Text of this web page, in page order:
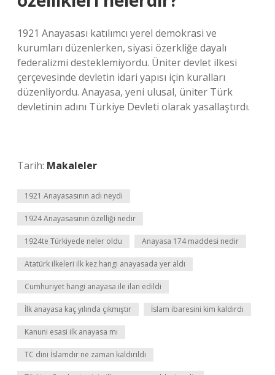
1921 Anayasası katılımcı yerel demokrasi ve
kurumları düzenlerken, siyasi özerkliğe dayalı
federalizmi desteklemiyordu. Üniter devlet ilkesi
çerçevesinde devletin idari yapısı için kuralları
düzenliyordu. Anayasa, yeni ulusal, üniter Türk
devletinin adını Türkiye Devleti olarak yasallaştırdı.
Tarih: Makaleler
1921 Anayasasının adı neydi
1924 Anayasasının özelliği nedir
1924te Türkiyede neler oldu Anayasa 174 maddesi nedir
Atatürk ilkeleri ilk kez hangi anayasada yer aldı
Cumhuriyet hangi anayasa ile ilan edildi
İlk anayasa kaç yılında çıkmıştır İslam ibaresini kim kaldırdı
Kanuni esasi ilk anayasa mı
TC dini İslamdır ne zaman kaldırıldı